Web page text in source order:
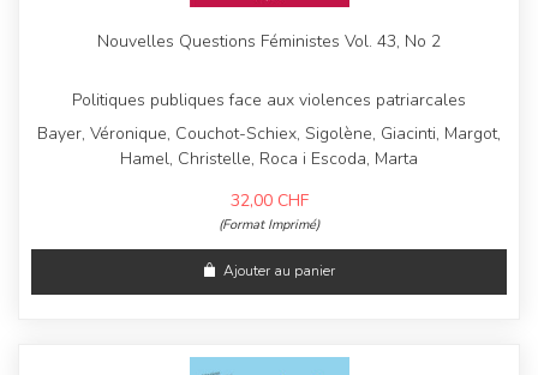
Nouvelles Questions Féministes Vol. 43, No 2
Politiques publiques face aux violences patriarcales
Bayer, Véronique, Couchot-Schiex, Sigolène, Giacinti, Margot,
Hamel, Christelle, Roca i Escoda, Marta
32,00 CHF
(Format Imprimé)
Ajouter au panier